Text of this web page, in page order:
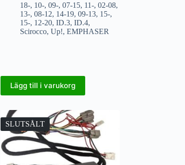
18-, 10-, 09-, 07-15, 11-, 02-08,
13-, 08-12, 14-19, 09-13, 15-,
15-, 12-20, ID.3, ID.4,
Scirocco, Up!, EMPHASER
Lägg till i varukorg
SLUTSÅLT